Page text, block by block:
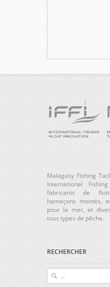
Malagasy Fishing
International
fabricants de
hameçons montés,
pour la mer, et
tous types de pêche.
RECHERCHER